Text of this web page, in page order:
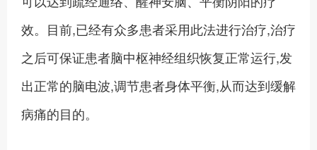
效。目前,已经有众多患者采用此法进行治疗,治疗
之后可保证患者脑中枢神经组织恢复正常运行,发
出正常的脑电波,调节患者身体平衡,从而达到缓解
病痛的目的。